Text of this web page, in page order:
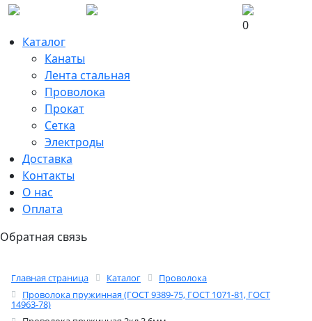
0
Каталог
Канаты
Лента стальная
Проволока
Прокат
Сетка
Электроды
Доставка
Контакты
О нас
Оплата
Обратная связь
Главная страница Каталог
Проволока
Проволока пружинная (ГОСТ 9389-75, ГОСТ 1071-81, ГОСТ
14963-78)